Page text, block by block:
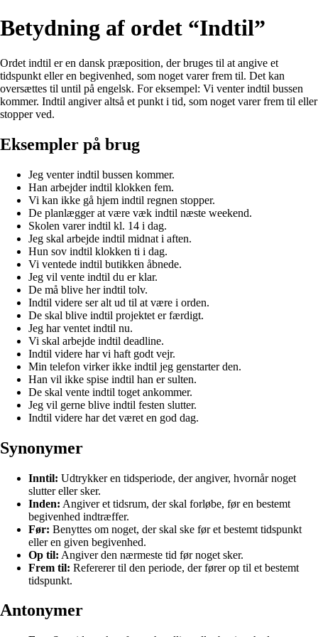
Betydning af ordet “Indtil”
Ordet indtil er en dansk præposition, der bruges til at angive et
tidspunkt eller en begivenhed, som noget varer frem til. Det kan
oversættes til until på engelsk. For eksempel: Vi venter indtil bussen
kommer. Indtil angiver altså et punkt i tid, som noget varer frem til eller
stopper ved.
Eksempler på brug
Jeg venter indtil bussen kommer.
Han arbejder indtil klokken fem.
Vi kan ikke gå hjem indtil regnen stopper.
De planlægger at være væk indtil næste weekend.
Skolen varer indtil kl. 14 i dag.
Jeg skal arbejde indtil midnat i aften.
Hun sov indtil klokken ti i dag.
Vi ventede indtil butikken åbnede.
Jeg vil vente indtil du er klar.
De må blive her indtil tolv.
Indtil videre ser alt ud til at være i orden.
De skal blive indtil projektet er færdigt.
Jeg har ventet indtil nu.
Vi skal arbejde indtil deadline.
Indtil videre har vi haft godt vejr.
Min telefon virker ikke indtil jeg genstarter den.
Han vil ikke spise indtil han er sulten.
De skal vente indtil toget ankommer.
Jeg vil gerne blive indtil festen slutter.
Indtil videre har det været en god dag.
Synonymer
Inntil: Udtrykker en tidsperiode, der angiver, hvornår noget
slutter eller sker.
Inden: Angiver et tidsrum, der skal forløbe, før en bestemt
begivenhed indtræffer.
Før: Benyttes om noget, der skal ske før et bestemt tidspunkt
eller en given begivenhed.
Op til: Angiver den nærmeste tid før noget sker.
Frem til: Refererer til den periode, der fører op til et bestemt
tidspunkt.
Antonymer